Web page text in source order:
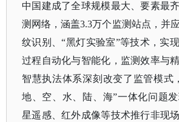
中国建成了全球规模最大、要素最
测网络，涵盖3.3万个监测站点，并
纹识别、“黑灯实验室”等技术，实
过程自动化与智能化，监测效率与
智慧执法体系深刻改变了监管模式
地、空、水、陆、海”一体化问题
星遥感、红外成像等技术推行非现